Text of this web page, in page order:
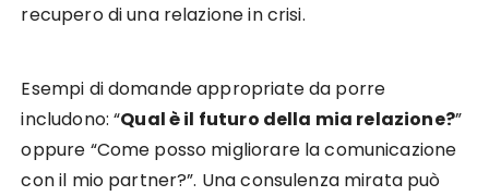
recupero di una relazione in crisi.
Esempi di domande appropriate da porre
includono: “Qual è il futuro della mia relazione?”
oppure “Come posso migliorare la comunicazione
con il mio partner?”. Una consulenza mirata può